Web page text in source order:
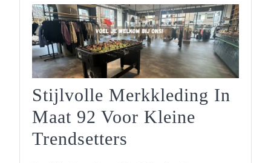
Stijlvolle Merkkleding In
Maat 92 Voor Kleine
Trendsetters